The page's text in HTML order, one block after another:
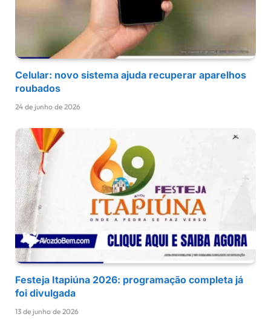
Celular: novo sistema ajuda recuperar aparelhos
roubados
24 de junho de 2026
Festeja Itapiúna 2026: programação completa já
foi divulgada
13 de junho de 2026